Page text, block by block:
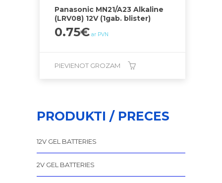
Panasonic MN21/A23 Alkaline
(LRV08) 12V (1gab. blister)
0.75€ ar PVN
PIEVIENOT GROZAM
PRODUKTI / PRECES
12V GEL BATTERIES
2V GEL BATTERIES